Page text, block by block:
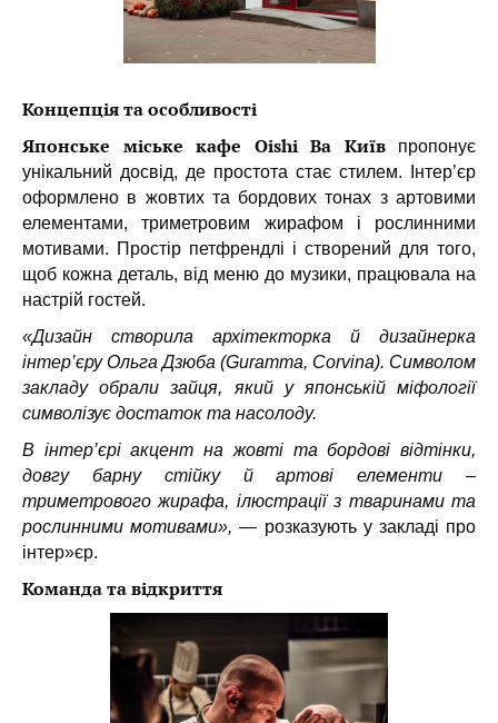
Концепція та особливості
Японське міське кафе Oishi Ba Київпропонує
унікальний досвід, де простота стає стилем. Інтер’єр
оформлено в жовтих та бордових тонах з артовими
елементами, триметровим жирафом і рослинними
мотивами. Простір петфрендлі і створений для того,
щоб кожна деталь, від меню до музики, працювала на
настрій гостей.
«Дизайн створила архітекторка й дизайнерка
інтер’єру Ольга Дзюба (Guramma, Corvina). Символом
закладу обрали зайця, який у японській міфології
символізує достаток та насолоду.
В інтер’єрі акцент на жовті та бордові відтінки,
довгу барну стійку й артові елементи –
триметрового жирафа, ілюстрації з тваринами та
рослинними мотивами»,— розказують у закладі про
інтер»єр.
Команда та відкриття